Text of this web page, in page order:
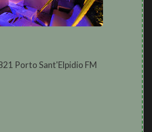
Porto Sant'Elpidio FM